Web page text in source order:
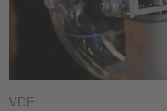
AI & Digital Trust
Health
VDE